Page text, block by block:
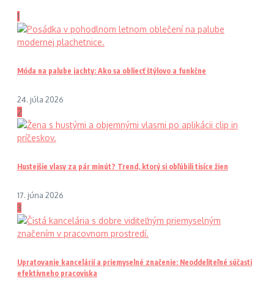
1
Móda na palube jachty: Ako sa obliecť štýlovo a funkčne
24. júla 2026
2
Hustejšie vlasy za pár minút? Trend, ktorý si obľúbili tisíce žien
17. júna 2026
3
Upratovanie kancelárií a priemyselné značenie: Neoddeliteľné súčasti
efektívneho pracoviska